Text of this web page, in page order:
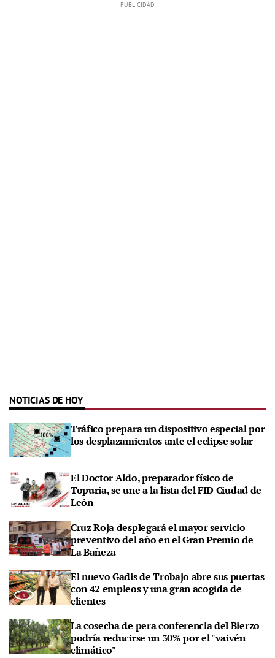
NOTICIAS DE HOY
Tráfico prepara un dispositivo especial por
los desplazamientos ante el eclipse solar
El Doctor Aldo, preparador físico de
Topuria, se une a la lista del FID Ciudad de
León
Cruz Roja desplegará el mayor servicio
preventivo del año en el Gran Premio de
La Bañeza
El nuevo Gadis de Trobajo abre sus puertas
con 42 empleos y una gran acogida de
clientes
La cosecha de pera conferencia del Bierzo
podría reducirse un 30% por el "vaivén
climático"